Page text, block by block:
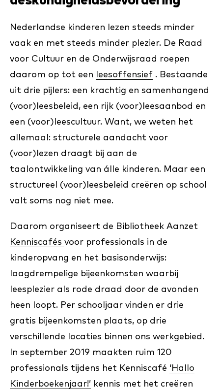
Nederlandse kinderen lezen steeds minder
vaak en met steeds minder plezier. De Raad
voor Cultuur en de Onderwijsraad roepen
daarom op tot een
leesoffensief . Bestaande
uit drie pijlers: een krachtig en samenhangend
(voor)leesbeleid, een rijk (voor)leesaanbod en
een (voor)leescultuur. Want, we weten het
allemaal: structurele aandacht voor
(voor)lezen draagt bij aan de
taalontwikkeling van álle kinderen. Maar een
structureel (voor)leesbeleid creëren op school
valt soms nog niet mee.
Daarom organiseert de Bibliotheek Aanzet
Kenniscafés voor professionals in de
kinderopvang en het basisonderwijs:
laagdrempelige bijeenkomsten waarbij
leesplezier als rode draad door de avonden
heen loopt. Per schooljaar vinden er drie
gratis bijeenkomsten plaats, op drie
verschillende locaties binnen ons werkgebied.
In september 2019 maakten ruim 120
professionals tijdens het Kenniscafé ‘Hallo
Kinderboekenjaar!’ kennis met het creëren